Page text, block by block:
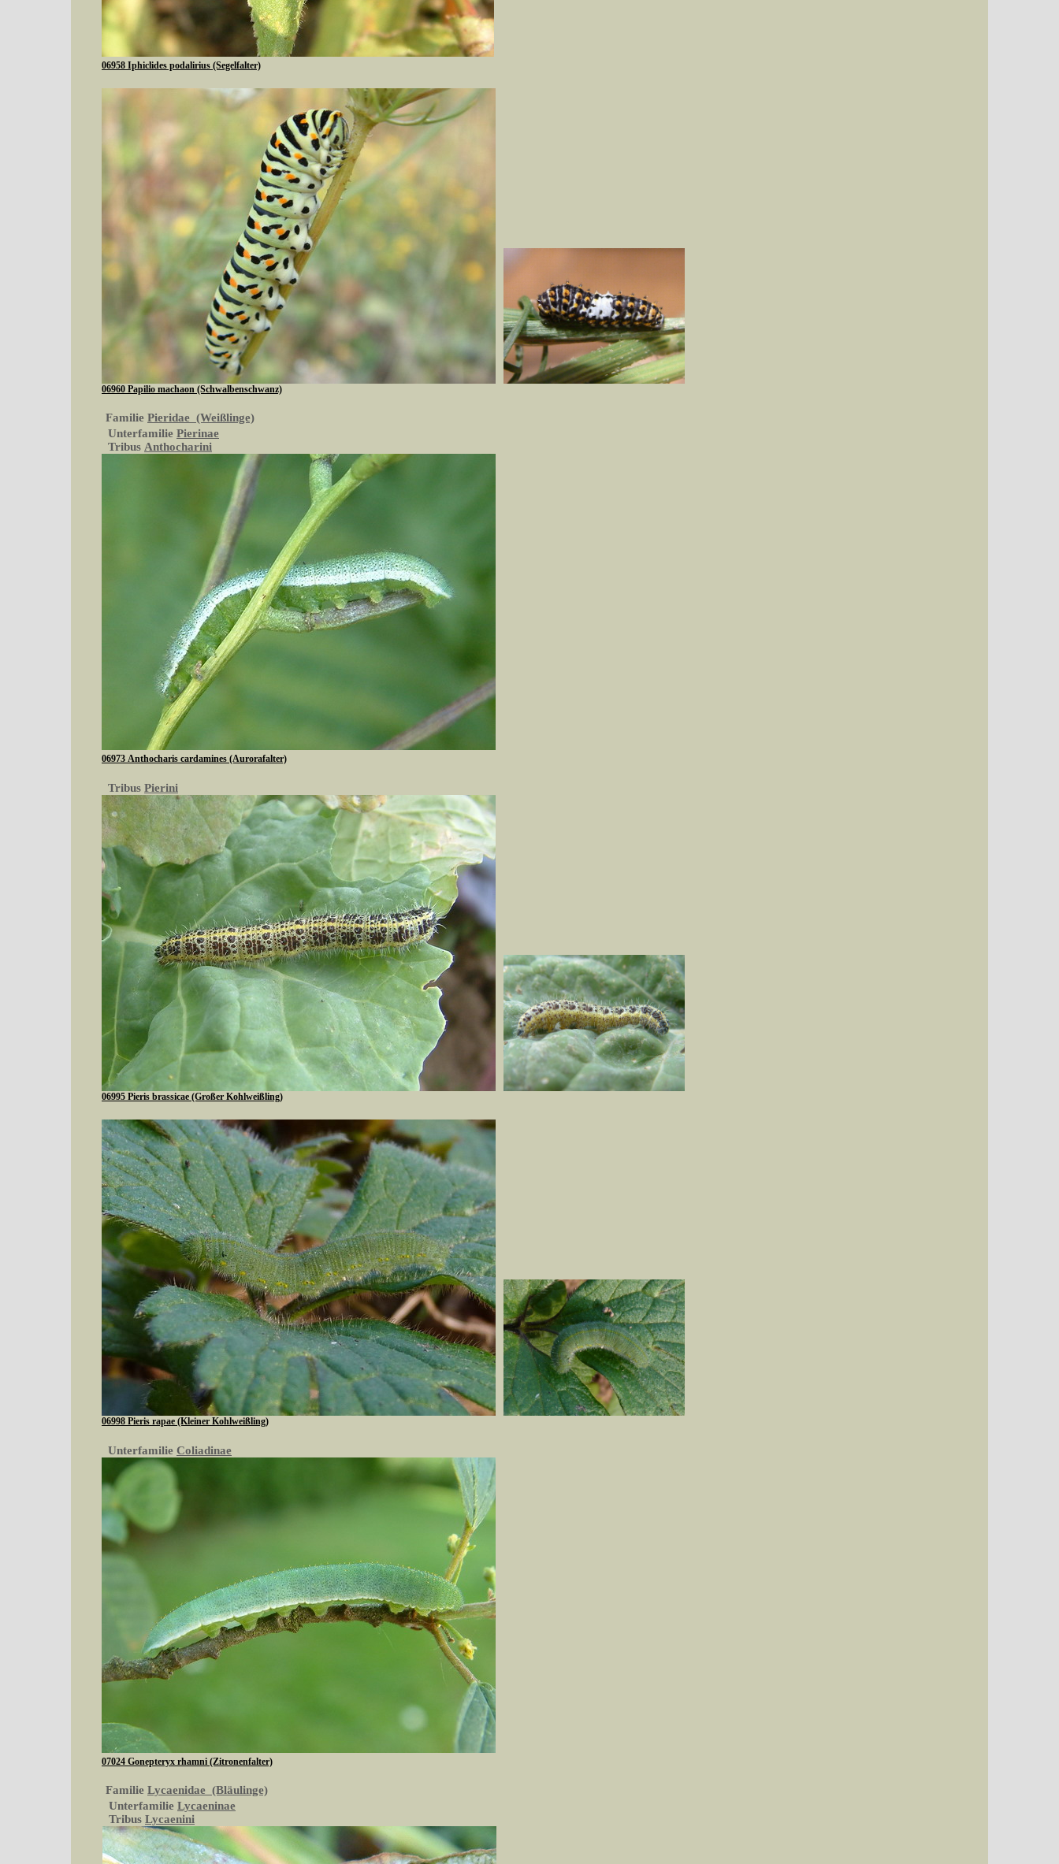
06958 Iphiclides podalirius (Segelfalter)
06960 Papilio machaon (Schwalbenschwanz)
Familie Pieridae (Weißlinge)
Unterfamilie Pierinae
Tribus Anthocharini
06973 Anthocharis cardamines (Aurorafalter)
Tribus Pierini
06995 Pieris brassicae (Großer Kohlweißling)
06998 Pieris rapae (Kleiner Kohlweißling)
Unterfamilie Coliadinae
07024 Gonepteryx rhamni (Zitronenfalter)
Familie Lycaenidae (Bläulinge)
Unterfamilie Lycaeninae
Tribus Lycaenini